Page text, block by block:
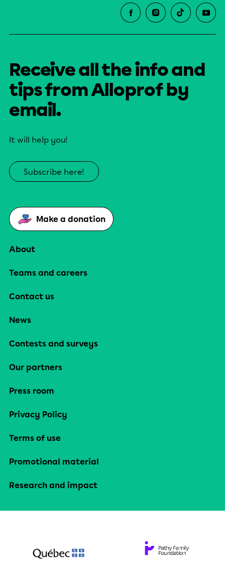
Receive all the info and
tips from Alloprof by
email.
It will help you!
Subscribe here!
Make a donation
About
Teams and careers
Contact us
News
Contests and surveys
Our partners
Press room
Privacy Policy
Terms of use
Promotional material
Research and impact